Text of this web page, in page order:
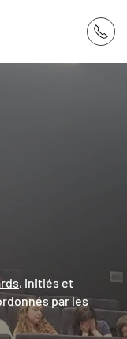
, initiés et
par les